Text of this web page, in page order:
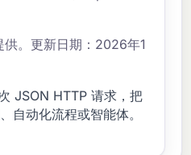
。更新日期：2026年1
JSON HTTP 请求，把
自动化流程或智能体。